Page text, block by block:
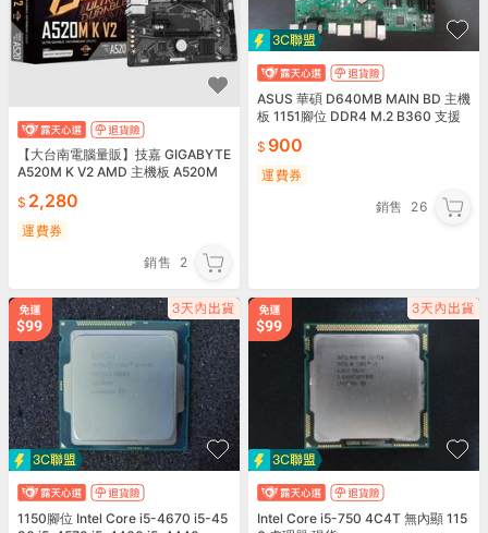
【大台南電腦量販】技嘉 GIGABYTE
A520M K V2 AMD 主機板 A520M
2,280
運費券
銷售
2
ASUS 華碩 D640MB MAIN BD 主機
板 1151腳位 DDR4 M.2 B360 支援
900
運費券
銷售
26
1150腳位 Intel Core i5-4670 i5-45
Intel Core i5-750 4C4T 無內顯 115